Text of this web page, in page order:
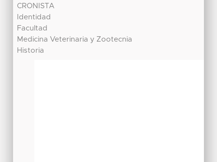
CRONISTA
Identidad
Facultad
Medicina Veterinaria y Zootecnia
Historia